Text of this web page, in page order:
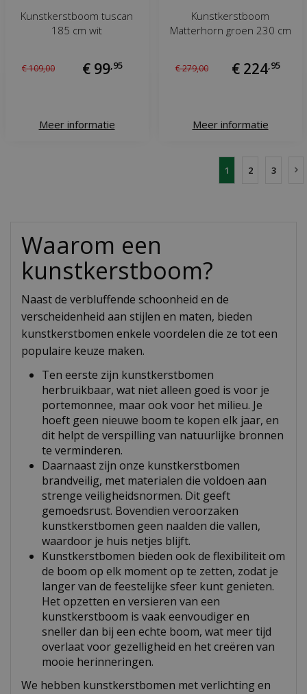
Kunstkerstboom tuscan
185 cm wit
€109,00 € 99, 95
Meer informatie
Kunstkerstboom
Matterhorn groen 230 cm
€279,00 € 224 95
Meer informatie
1 2 3
Waarom een
kunstkerstboom?
Naast de verbluffende schoonheid en de
verscheidenheid aan stijlen en maten, bieden
kunstkerstbomen enkele voordelen die ze tot een
populaire keuze maken.
Ten eerste zijn kunstkerstbomen
herbruikbaar, wat niet alleen goed is voor je
portemonnee, maar ook voor het milieu. Je
hoeft geen nieuwe boom te kopen elk jaar, en
dit helpt de verspilling van natuurlijke bronnen
te verminderen.
Daarnaast zijn onze kunstkerstbomen
brandveilig, met materialen die voldoen aan
strenge veiligheidsnormen. Dit geeft
gemoedsrust. Bovendien veroorzaken
kunstkerstbomen geen naalden die vallen,
waardoor je huis netjes blijft.
Kunstkerstbomen bieden ook de flexibiliteit om
de boom op elk moment op te zetten, zodat je
langer van de feestelijke sfeer kunt genieten.
Het opzetten en versieren van een
kunstkerstboom is vaak eenvoudiger en
sneller dan bij een echte boom, wat meer tijd
overlaat voor gezelligheid en het creëren van
mooie herinneringen.
We hebben kunstkerstbomen met verlichting en